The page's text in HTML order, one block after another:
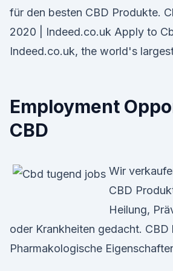
für den besten CBD Produkte.
2020 | Indeed.co.uk Apply to
Indeed.co.uk, the world's
Employment
CBD
Wir
CBD
Heilung,
oder Krankheiten gedacht. CBD
Pharmakologische